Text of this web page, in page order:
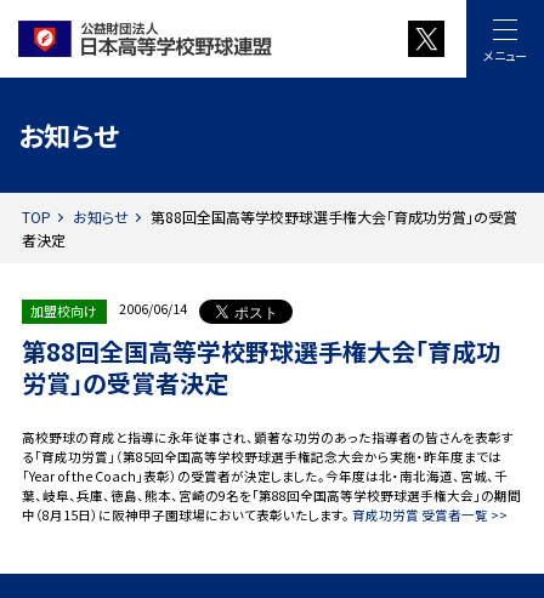
メニュー
お知らせ
TOP お知らせ
第88回全国高等学校野球選手権大会「育成功労賞」の受賞
者決定
加盟校向け 2006/06/14
第88回全国高等学校野球選手権大会「育成功
労賞」の受賞者決定
高校野球の育成と指導に永年従事され、顕著な功労のあった指導者の皆さんを表彰す
る「育成功労賞」（第85回全国高等学校野球選手権記念大会から実施・昨年度までは
「Year of the Coach」表彰）の受賞者が決定しました。今年度は北・南北海道、宮城、千
葉、岐阜、兵庫、徳島、熊本、宮崎の9名を「第88回全国高等学校野球選手権大会」の期間
中（8月15日）に阪神甲子園球場において表彰いたします。 育成功労賞 受賞者一覧 >>